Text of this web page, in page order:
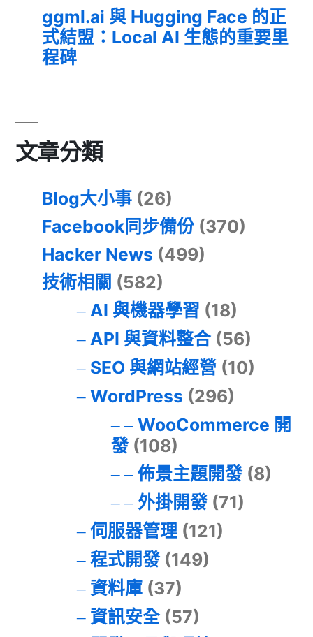
ggml.ai 與 Hugging Face 的正
式結盟：Local AI 生態的重要里
程碑
文章分類
Blog大小事 (26)
Facebook同步備份 (370)
Hacker News (499)
技術相關 (582)
AI 與機器學習 (18)
API 與資料整合(56)
SEO 與網站經營 (10)
WordPress (296)
WooCommerce 開
發(108)
佈景主題開發(8)
外掛開發(71)
伺服器管理(121)
程式開發(149)
資料庫(37)
資訊安全(57)